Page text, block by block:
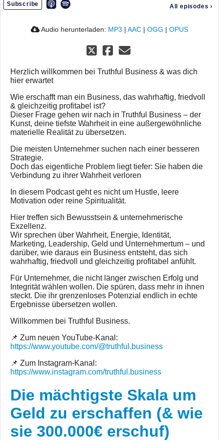
Subscribe All episodes ›
Audio herunterladen: MP3 | AAC | OGG | OPUS
Herzlich willkommen bei Truthful Business & was dich
hier erwartet
Wie erschafft man ein Business, das wahrhaftig, friedvoll
& gleichzeitig profitabel ist?
Dieser Frage gehen wir nach in Truthful Business – der
Kunst, deine tiefste Wahrheit in eine außergewöhnliche
materielle Realität zu übersetzen.
Die meisten Unternehmer suchen nach einer besseren
Strategie.
Doch das eigentliche Problem liegt tiefer: Sie haben die
Verbindung zu ihrer Wahrheit verloren
In diesem Podcast geht es nicht um Hustle, leere
Motivation oder reine Spiritualität.
Hier treffen sich Bewusstsein & unternehmerische
Exzellenz.
Wir sprechen über Wahrheit, Energie, Identität,
Marketing, Leadership, Geld und Unternehmertum – und
darüber, wie daraus ein Business entsteht, das sich
wahrhaftig, friedvoll und gleichzeitig profitabel anfühlt.
Für Unternehmer, die nicht länger zwischen Erfolg und
Integrität wählen wollen. Die spüren, dass mehr in ihnen
steckt. Die ihr grenzenloses Potenzial endlich in echte
Ergebnisse übersetzen wollen.
Willkommen bei Truthful Business.
📌 Zum neuen YouTube-Kanal:
https://www.youtube.com/@truthful.business
📌 Zum Instagram-Kanal:
https://www.instagram.com/truthful.business
Die mächtigste Skala um
Geld zu erschaffen (& wie
sie 300.000€ erschuf)